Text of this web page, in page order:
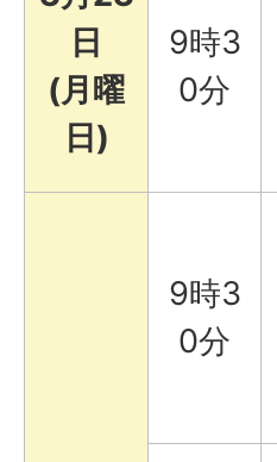
日
(月曜
日)
9時3
0分
9時3
0分